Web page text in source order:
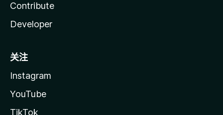
Contribute
Developer
关注
Instagram
YouTube
TikTok